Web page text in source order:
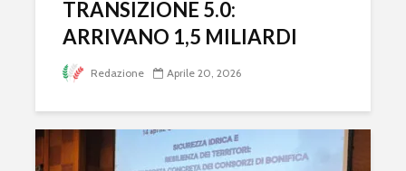
TRANSIZIONE 5.0:
ARRIVANO 1,5 MILIARDI
Redazione Aprile 20, 2026